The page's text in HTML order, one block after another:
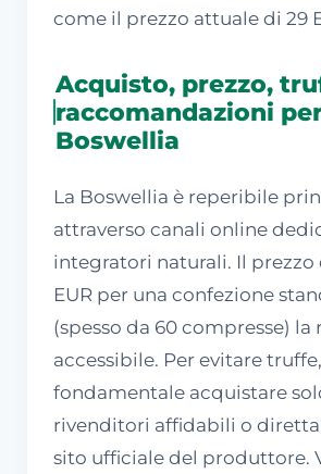
come il prezzo attuale di 29
Acquisto, prezzo,
raccomandazioni
Boswellia
La Boswellia è reperibile
attraverso canali online
integratori naturali. Il prezzo
EUR per una confezione
(spesso da 60 compresse) la
accessibile. Per evitare
fondamentale acquistare
rivenditori affidabili o
sito ufficiale del produttore.